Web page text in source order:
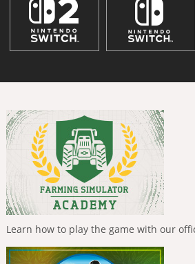
Learn how to play the game with our